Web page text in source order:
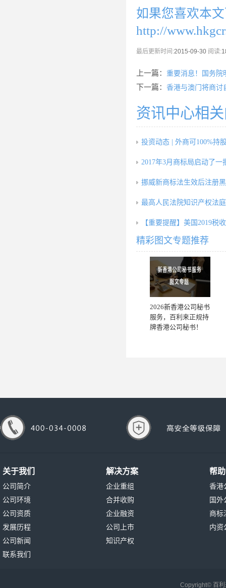
如果您喜欢本
http://
最后更新时间:2015-09-30 阅读:
上一篇： 重要消息！国务院
下一篇： 香港与澳门将商讨
资讯中心相
投资动态 | 外商可100%持
2017年3月商标局启动了一
挪威新商标法生效后注册
最高人民法院知识产权法
【重要提醒】美国2019税
精彩图文专题推荐
2026新香港公司秘书
服务，百利来正规持
牌香港公司秘书！
关于我们
公司简介
公司环境
公司资质
发展历程
公司新闻
联系我们
解决方案
企业重组
合并收购
企业融资
公司上市
知识产权
帮
香港
国外
商标
内资
Copyright© 百